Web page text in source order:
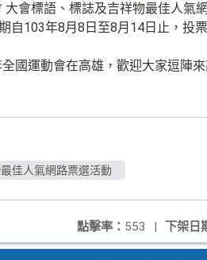
會標語、標誌及吉祥物最佳人氣
自103年8月8日至8月14日止，投
國運動會在高雄，歡迎大家逗陣
佳人氣網路票選活動
下架日
點擊率： 553 |